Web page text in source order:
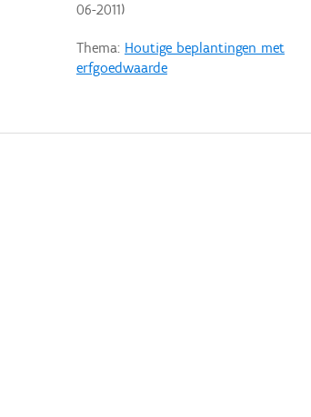
06-2011)
Thema: Houtige beplantingen met
erfgoedwaarde